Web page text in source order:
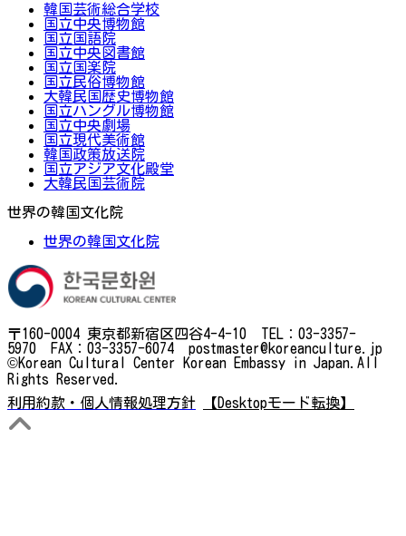
韓国芸術総合学校
国立中央博物館
国立国語院
国立中央図書館
国立国楽院
国立民俗博物館
大韓民国歴史博物館
国立ハングル博物館
国立中央劇場
国立現代美術館
韓国政策放送院
国立アジア文化殿堂
大韓民国芸術院
世界の韓国文化院
世界の韓国文化院
〒160-0004 東京都新宿区四谷4-4-10 TEL：03-3357-
5970 FAX：03-3357-6074 postmaster@koreanculture.jp
©Korean Cultural Center Korean Embassy in Japan.All
Rights Reserved.
利用約款・個人情報処理方針
【Desktopモード転換】